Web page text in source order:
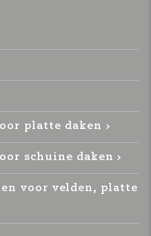
platte daken
schuine daken
voor velden, platte